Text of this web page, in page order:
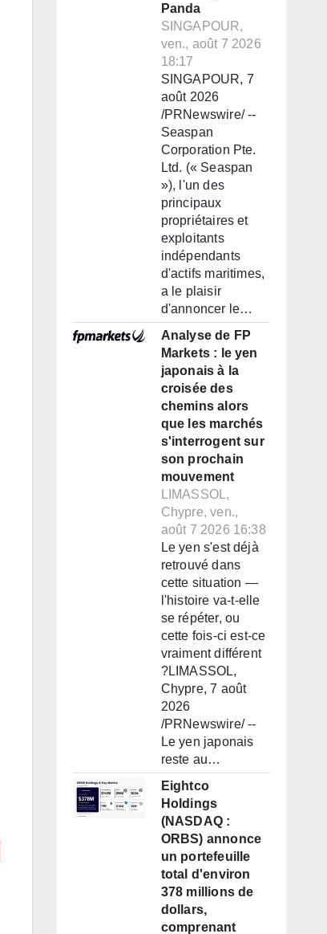
Panda
SINGAPOUR,
ven., août 7 2026
18:17
SINGAPOUR, 7
août 2026
/PRNewswire/ --
Seaspan
Corporation Pte.
Ltd. (« Seaspan
»), l'un des
principaux
propriétaires et
exploitants
indépendants
d'actifs maritimes,
a le plaisir
d'annoncer le…
Analyse de FP
Markets : le yen
japonais à la
croisée des
chemins alors
que les marchés
s'interrogent sur
son prochain
mouvement
LIMASSOL,
Chypre, ven.,
août 7 2026 16:38
Le yen s'est déjà
retrouvé dans
cette situation —
l'histoire va-t-elle
se répéter, ou
cette fois-ci est-ce
vraiment différent
?LIMASSOL,
Chypre, 7 août
2026
/PRNewswire/ --
Le yen japonais
reste au…
Eightco
Holdings
(NASDAQ :
ORBS) annonce
un portefeuille
total d'environ
378 millions de
dollars,
comprenant